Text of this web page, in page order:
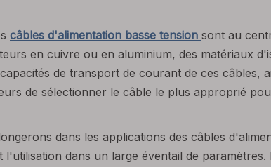
câbles d'alimentation basse tension sont au
en cuivre ou en aluminium, des matériaux
de transport de courant de ces câbles,
de sélectionner le câble le plus approprié
dans les applications des câbles
dans un large éventail de